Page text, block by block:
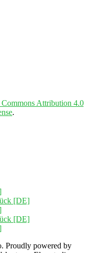
Commons Attribution 4.0
.
[DE]
[DE]
Proudly powered by